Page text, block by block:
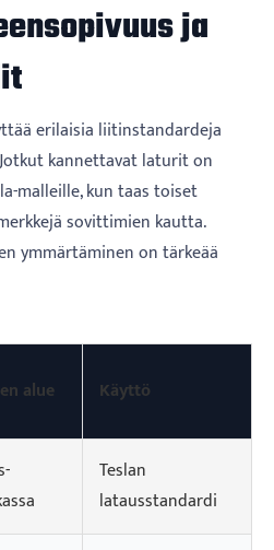
ja
erilaisia ​​liitinstandardeja
kannettavat laturit on
malleille, kun taas toiset
sovittimien kautta.
ymmärtäminen on tärkeää
alue Käyttö
Teslan
latausstandardi